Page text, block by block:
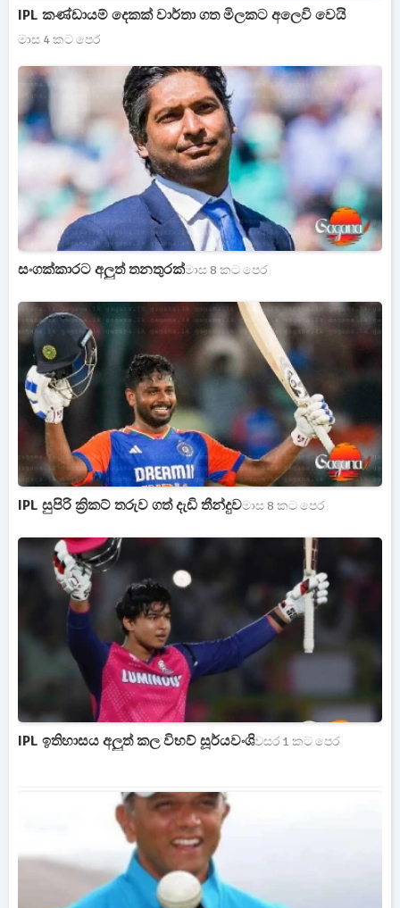
IPL කණ්ඩායම් දෙකක් වාර්තා ගත මිලකට අලෙවි වෙයි
මාස 4 කට පෙර
සංගක්කාරට අලුත් තනතුරක්මාස 8 කට පෙර
IPL සුපිරි ක්‍රිකට් තරුව ගත් දැඩි තීන්දුවමාස 8 කට පෙර
IPL ඉතිහාසය අලුත් කල විභව් සූර්යවංශිවසර 1 කට පෙර